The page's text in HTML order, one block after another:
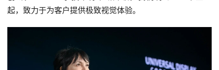
起，致力于为客户提供极致视觉体验。